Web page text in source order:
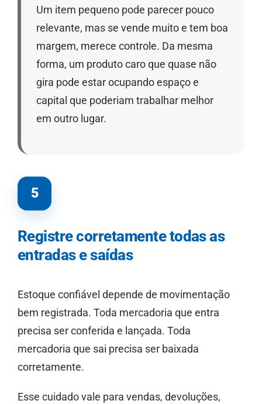
Um item pequeno pode parecer pouco
relevante, mas se vende muito e tem boa
margem, merece controle. Da mesma
forma, um produto caro que quase não
gira pode estar ocupando espaço e
capital que poderiam trabalhar melhor
em outro lugar.
5
Registre corretamente todas as
entradas e saídas
Estoque confiável depende de movimentação
bem registrada. Toda mercadoria que entra
precisa ser conferida e lançada. Toda
mercadoria que sai precisa ser baixada
corretamente.
Esse cuidado vale para vendas, devoluções,